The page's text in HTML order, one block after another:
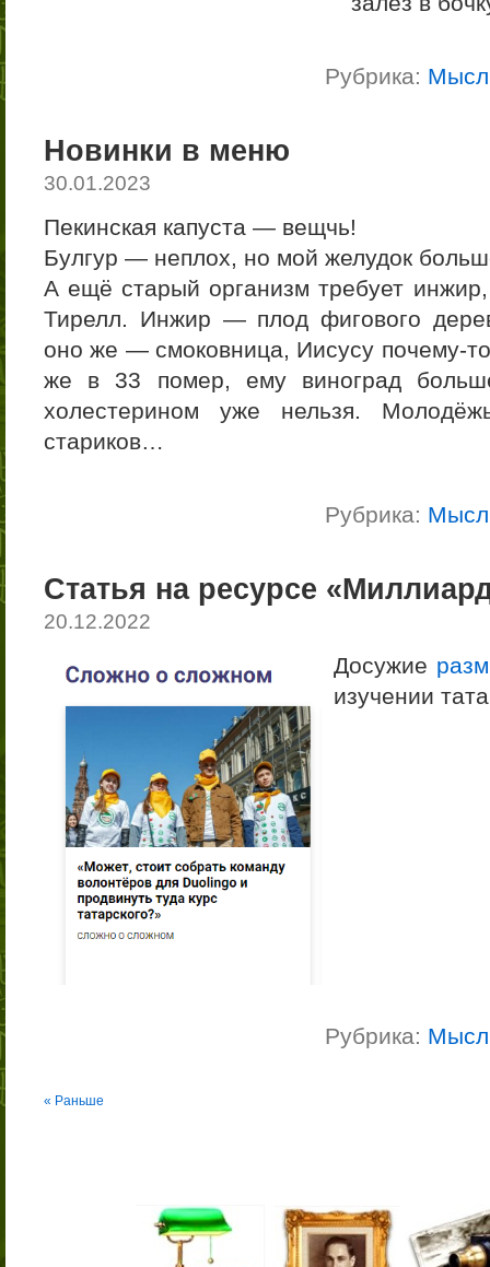
Рубрика:
Новинки в меню
30.01.2023
Пекинская капуста — вещчь!
Булгур — неплох, но мой желудок
А ещё старый организм требует
Тирелл. Инжир — плод фигового
оно же — смоковница, Иисусу почему-
же в 33 помер, ему виноград
холестерином уже нельзя.
стариков…
Рубрика:
Статья на ресурсе
20.12.2022
Досужие
изучении
Рубрика:
« Раньше